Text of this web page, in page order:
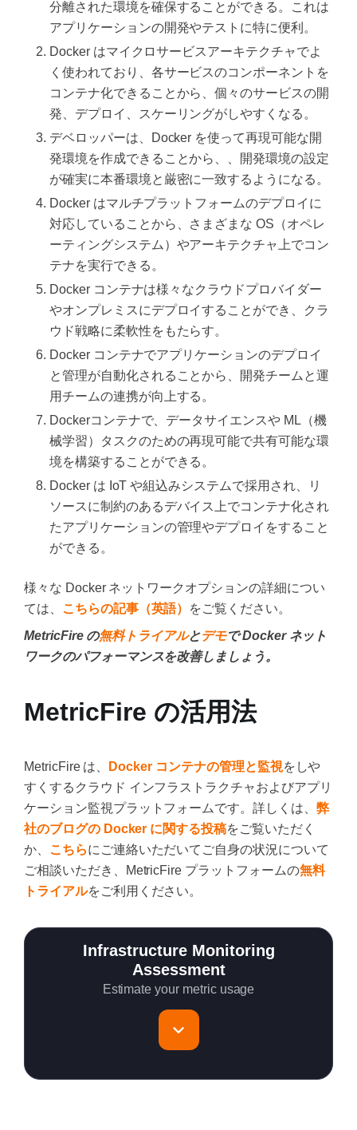
分離された環境を確保することができる。これは
アプリケーションの開発やテストに特に便利。
Docker はマイクロサービスアーキテクチャでよ
く使われており、各サービスのコンポーネントを
コンテナ化できることから、個々のサービスの開
発、デプロイ、スケーリングがしやすくなる。
デベロッパーは、Docker を使って再現可能な開
発環境を作成できることから、、開発環境の設定
が確実に本番環境と厳密に一致するようになる。
Docker はマルチプラットフォームのデプロイに
対応していることから、さまざまな OS（オペレ
ーティングシステム）やアーキテクチャ上でコン
テナを実行できる。
Docker コンテナは様々なクラウドプロバイダー
やオンプレミスにデプロイすることができ、クラ
ウド戦略に柔軟性をもたらす。
Docker コンテナでアプリケーションのデプロイ
と管理が自動化されることから、開発チームと運
用チームの連携が向上する。
Dockerコンテナで、データサイエンスや ML（機
械学習）タスクのための再現可能で共有可能な環
境を構築することができる。
Docker は IoT や組込みシステムで採用され、リ
ソースに制約のあるデバイス上でコンテナ化され
たアプリケーションの管理やデプロイをすること
ができる。
様々な Docker ネットワークオプションの詳細につい
ては、 こちらの記事（英語） をご覧ください。
MetricFire の無料トライアルとデモで Docker ネット
ワークのパフォーマンスを改善しましょう。
MetricFire の活用法
MetricFire は、 Docker コンテナの管理と監視をしや
すくするクラウド インフラストラクチャおよびアプリ
ケーション監視プラットフォームです。詳しくは、 弊
社のブログの Docker に関する投稿をご覧いただく
か、 こちらにご連絡いただいてご自身の状況について
ご相談いただき、MetricFire プラットフォームの無料
トライアルをご利用ください。
Infrastructure Monitoring
Assessment
Estimate your metric usage